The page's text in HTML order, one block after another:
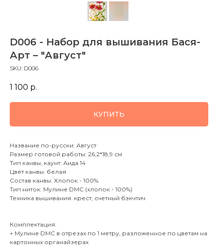
D006 - Набор для вышивания Бася-
Арт – "Август"
SKU: D006
1 100 р.
КУПИТЬ
Название по-русски: Август
Размер готовой работы: 26,2*18,9 см
Тип канвы, каунт: Аида 14
Цвет канвы: белая
Состав канвы: Хлопок - 100%
Тип ниток: Мулине DMC (хлопок - 100%)
Техника вышивания: крест, счетный бэкчтич
Комплектация:
+ Мулине DMC в отрезах по 1 метру, разложенное по цветам на
картонных органайзерах